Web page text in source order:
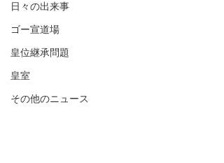
日々の出来事
ゴー宣道場
皇位継承問題
皇室
その他のニュース